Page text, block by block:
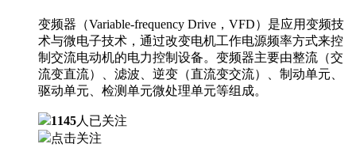
变频器（Variable-frequency Drive，VFD）是应用变频技
术与微电子技术，通过改变电机工作电源频率方式来控
制交流电动机的电力控制设备。变频器主要由整流（交
流变直流）、滤波、逆变（直流变交流）、制动单元、
驱动单元、检测单元微处理单元等组成。
1145人已关注
点击关注